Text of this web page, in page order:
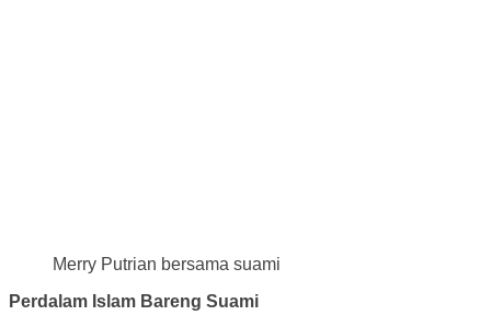
Merry Putrian bersama suami
Perdalam Islam Bareng Suami